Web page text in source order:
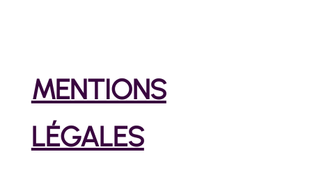
MENTIONS
LÉGALES